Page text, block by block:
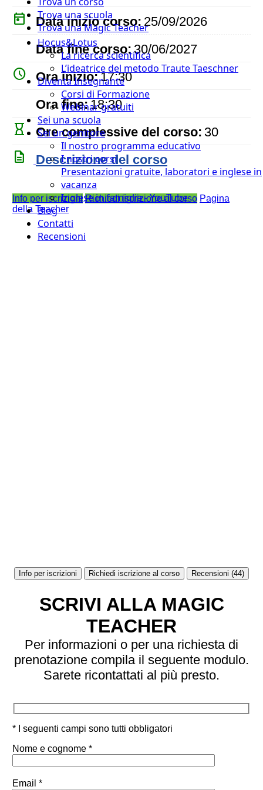
Trova una scuola
Trova una Magic Teacher
Hocus&Lotus
La ricerca scientifica
L’ideatrice del metodo Traute Taeschner
Diventa Insegnante
Corsi di Formazione
Webinar gratuiti
Sei una scuola
Sei un genitore
Il nostro programma educativo
I nostri corsi
Presentazioni gratuite, laboratori e inglese in
vacanza
Inglese in famiglia - YouTube
Blog
Contatti
Recensioni
today Data inizio corso: 25/09/2026
event Data fine corso:30/06/2027
watch_later Ora inizio:17:30
Ora fine:18:30
hourglass_empty Ore complessive del corso: 30
description Descrizione del corso
Info per iscrizioni Richiedi iscrizione al corso Pagina
della Teacher
Info per iscrizioni Richiedi iscrizione al corso Recensioni (44)
SCRIVI ALLA MAGIC
TEACHER
Per informazioni o per una richiesta di
prenotazione compila il seguente modulo.
Sarete ricontattati al più presto.
* I seguenti campi sono tutti obbligatori
Nome e cognome *
Email *